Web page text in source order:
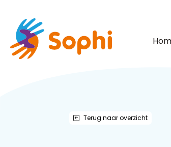
Terug naar overzicht